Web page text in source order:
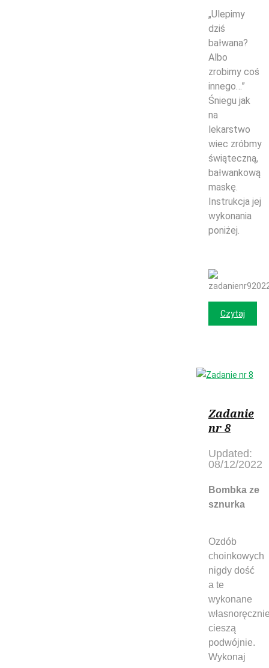
„Ulepimy
dziś
bałwana?
Albo
zrobimy coś
innego…”
Śniegu jak
na
lekarstwo
wiec zróbmy
świąteczną,
bałwankową
maskę.
Instrukcja jej
wykonania
poniżej.
Czytaj
Zadanie
nr 8
Updated:
08/12/2022
Bombka ze
Ozdób
choinkowych
nigdy dość
a te
wykonane
cieszą
podwójnie.
Wykonaj